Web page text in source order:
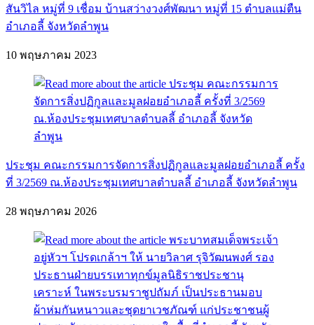
สันวิไล หมู่ที่ 9 เชื่อม บ้านสว่างวงศ์พัฒนา หมู่ที่ 15 ตำบลแม่ตืน
อำเภอลี้ จังหวัดลำพูน
10 พฤษภาคม 2023
ประชุม คณะกรรมการจัดการสิ่งปฏิกูลและมูลฝอยอำเภอลี้ ครั้ง
ที่ 3/2569 ณ.ห้องประชุมเทศบาลตำบลลี้ อำเภอลี้ จังหวัดลำพูน
28 พฤษภาคม 2026